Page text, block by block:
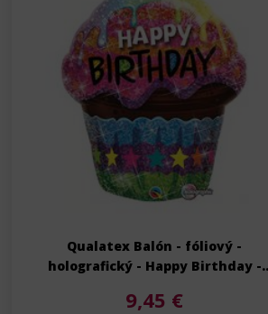
Qualatex Balón - fóliový -
holografický - Happy Birthday -
9,45 €